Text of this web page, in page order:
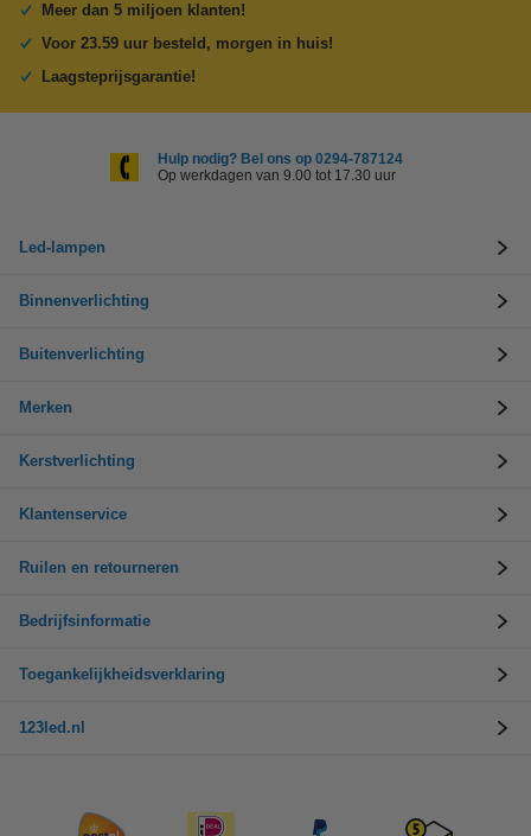
Meer dan 5 miljoen klanten!
Voor 23.59 uur besteld, morgen in huis!
Laagsteprijsgarantie!
Hulp nodig? Bel ons op 0294-787124
Op werkdagen van 9.00 tot 17.30 uur
Led-lampen
Binnenverlichting
Buitenverlichting
Merken
Kerstverlichting
Klantenservice
Ruilen en retourneren
Bedrijfsinformatie
Toegankelijkheidsverklaring
123led.nl